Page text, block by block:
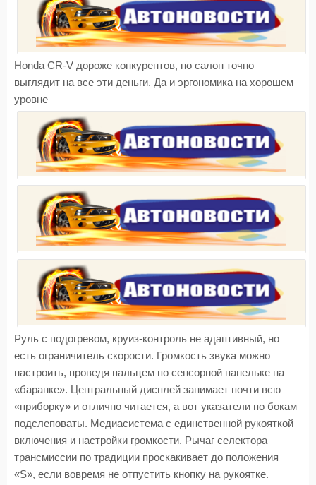
Honda CR-V дороже конкурентов, но салон точно
выглядит на все эти деньги. Да и эргономика на хорошем
уровне
Руль с подогревом, круиз-контроль не адаптивный, но
есть ограничитель скорости. Громкость звука можно
настроить, проведя пальцем по сенсорной панельке на
«баранке». Центральный дисплей занимает почти всю
«приборку» и отлично читается, а вот указатели по бокам
подслеповаты. Медиасистема с единственной рукояткой
включения и настройки громкости. Рычаг селектора
трансмиссии по традиции проскакивает до положения
«S», если вовремя не отпустить кнопку на рукоятке.